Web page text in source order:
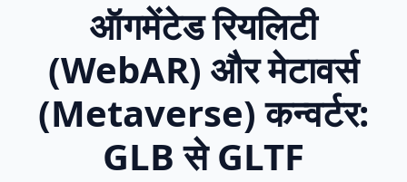
ऑगमेंटेड रियलिटी
(WebAR) और मेटावर्स
(Metaverse) कन्वर्टर:
GLB से GLTF